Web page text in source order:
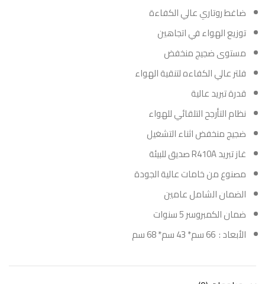
ضاغط روتاري عالي الكفاءة
توزيع الهواء في اتجاهين
مستوى ضجيج منخفض
فلتر عالي الكفاءه لتنقية الهواء
قدرة تبريد عالية
نظام التأرجح التلقائي للهواء
ضجيج منخفض اثناء التشغيل
غاز تبريد R410A صديق للبيئة
مصنوع من خامات عالية الجودة
الضمان الشامل عامين
ضمان الكمبروسر 5 سنوات
الأبعاد : 66 سم* 43 سم* 68 سم